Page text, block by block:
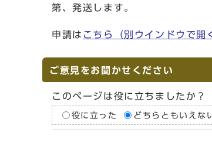
第、発送します。
申請は こちら （別ウインドウで開
ご意見をお聞かせください
このページは役に立ちましたか？
役に立った どちらともいえな